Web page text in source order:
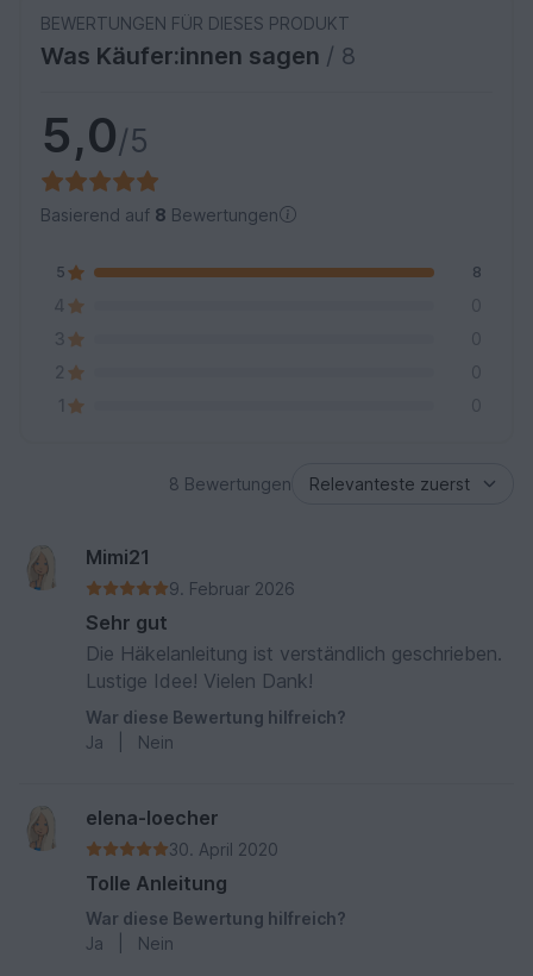
BEWERTUNGEN FÜR DIESES PRODUKT
Was Käufer:innen sagen / 8
5,0/5
Basierend auf 8 Bewertungen
5 8
4
0
3
0
2
0
1
0
8 Bewertungen
Mimi21
9. Februar 2026
Sehr gut
Die Häkelanleitung ist verständlich geschrieben.
Lustige Idee! Vielen Dank!
War diese Bewertung hilfreich?
Ja
Nein
elena-loecher
30. April 2020
Tolle Anleitung
War diese Bewertung hilfreich?
Ja
Nein